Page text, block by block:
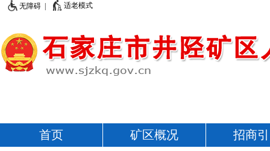
无障碍 | 适老模式
首页 矿区概况 招商